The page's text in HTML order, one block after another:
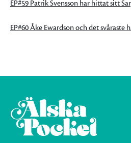
EP#59 Patrik Svensson har hittat sitt
EP#60 Åke Ewardson och det svåraste